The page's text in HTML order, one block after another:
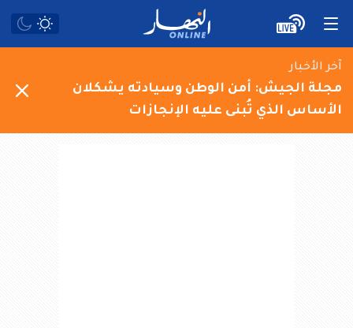
آخر الأخبار
مجلة الجيش: أمن الوطن وسيادته يشكلان
الأساس الذي تُبنى عليه الإنجازات